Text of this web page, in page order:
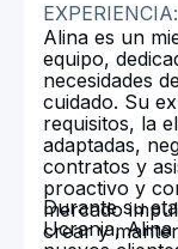
Alina es un
equipo,
necesidades
cuidado. Su
requisitos, la
adaptadas,
contratos y
proactivo y
mercado
crear y
Durante su
Ucrania, Alina